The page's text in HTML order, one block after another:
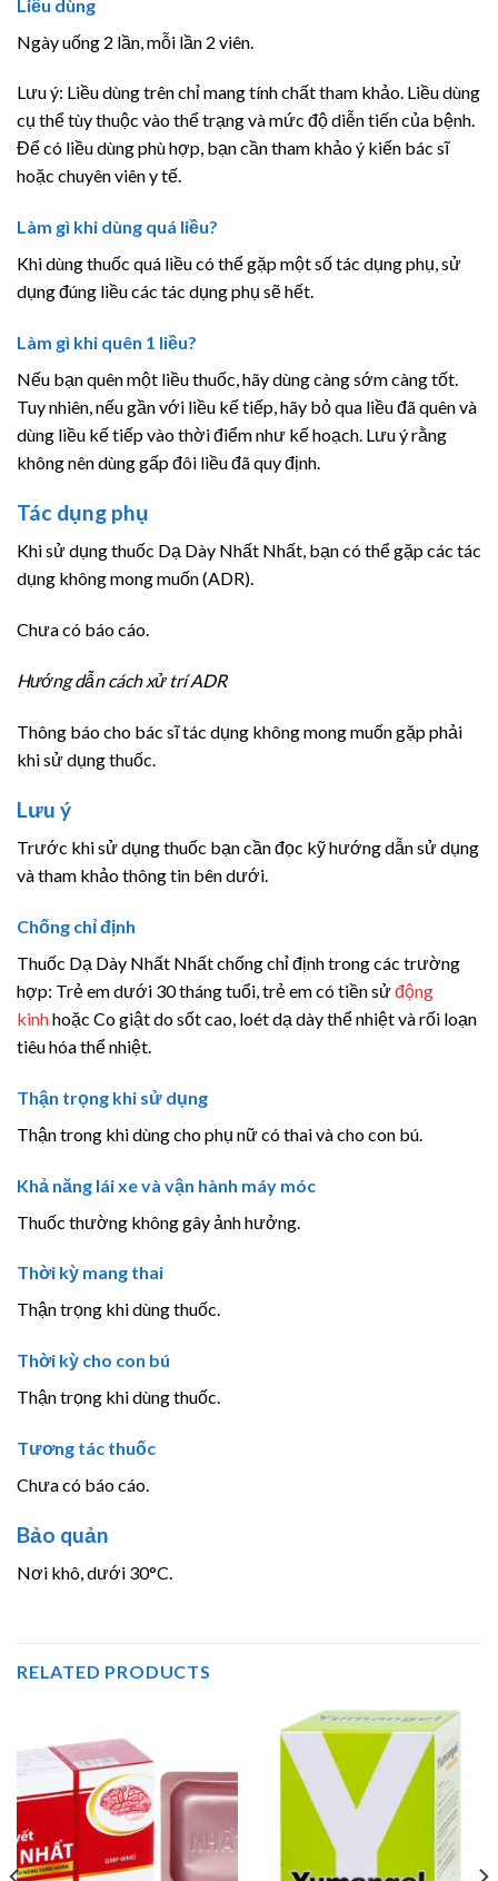
Liều dùng
Ngày uống 2 lần, mỗi lần 2 viên.
Lưu ý: Liều dùng trên chỉ mang tính chất tham khảo. Liều dùng
cụ thể tùy thuộc vào thể trạng và mức độ diễn tiến của bệnh.
Để có liều dùng phù hợp, bạn cần tham khảo ý kiến bác sĩ
hoặc chuyên viên y tế.
Làm gì khi dùng quá liều?
Khi dùng thuốc quá liều có thể gặp một số tác dụng phụ, sử
dụng đúng liều các tác dụng phụ sẽ hết.
Làm gì khi quên 1 liều?
Nếu bạn quên một liều thuốc, hãy dùng càng sớm càng tốt.
Tuy nhiên, nếu gần với liều kế tiếp, hãy bỏ qua liều đã quên và
dùng liều kế tiếp vào thời điểm như kế hoạch. Lưu ý rằng
không nên dùng gấp đôi liều đã quy định.
Tác dụng phụ
Khi sử dụng thuốc Dạ Dày Nhất Nhất, bạn có thể gặp các tác
dụng không mong muốn (ADR).
Chưa có báo cáo.
Hướng dẫn cách xử trí ADR
Thông báo cho bác sĩ tác dụng không mong muốn gặp phải
khi sử dụng thuốc.
Lưu ý
Trước khi sử dụng thuốc bạn cần đọc kỹ hướng dẫn sử dụng
và tham khảo thông tin bên dưới.
Chống chỉ định
Thuốc Dạ Dày Nhất Nhất chống chỉ định trong các trường
hợp: Trẻ em dưới 30 tháng tuổi, trẻ em có tiền sửđộng
kinhhoặc Co giật do sốt cao, loét dạ dày thể nhiệt và rối loạn
tiêu hóa thể nhiệt.
Thận trọng khi sử dụng
Thận trong khi dùng cho phụ nữ có thai và cho con bú.
Khả năng lái xe và vận hành máy móc
Thuốc thường không gây ảnh hưởng.
Thời kỳ mang thai
Thận trọng khi dùng thuốc.
Thời kỳ cho con bú
Thận trọng khi dùng thuốc.
Tương tác thuốc
Chưa có báo cáo.
Bảo quản
Nơi khô, dưới 30°C.
RELATED PRODUCTS